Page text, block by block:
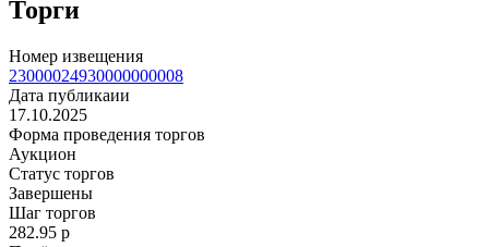
Торги
Номер извещения
23000024930000000008
Дата публикаии
17.10.2025
Форма проведения торгов
Аукцион
Статус торгов
Завершены
Шаг торгов
282.95 p